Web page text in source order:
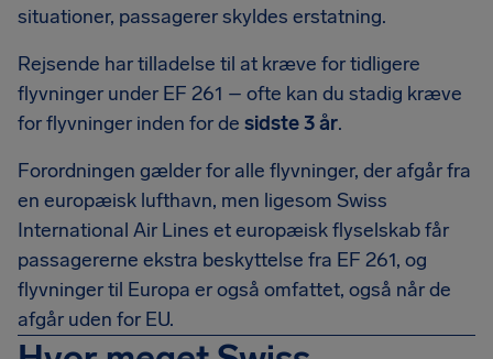
situationer, passagerer skyldes erstatning.
Rejsende har tilladelse til at kræve for tidligere
flyvninger under EF 261 – ofte kan du stadig kræve
for flyvninger inden for de sidste 3 år.
Forordningen gælder for alle flyvninger, der afgår fra
en europæisk lufthavn, men ligesom Swiss
International Air Lines et europæisk flyselskab får
passagererne ekstra beskyttelse fra EF 261, og
flyvninger til Europa er også omfattet, også når de
afgår uden for EU.